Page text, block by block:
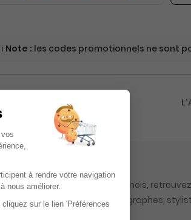
ℹ️ Note : les codes promotionnels ne sont
légendaire, culte… Chaque mois,
des plus grands photographes,
KIOSQUE PRESSE FNAC SUR
BAZAR FRANCE